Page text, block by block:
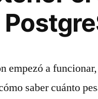
empezó a
saber cuánto